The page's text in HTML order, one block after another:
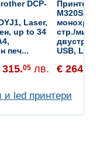
DCP-
Laser,
up to 34
печ...
315.05 лв.
Принтер
M320SE
стр./мин,
USB, LAN
€ 264.
и led принтери